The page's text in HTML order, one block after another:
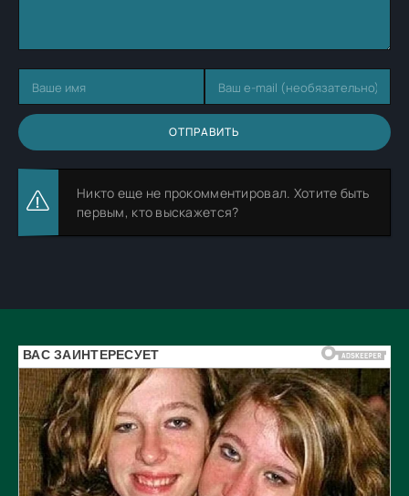
ОТПРАВИТЬ
Никто еще не прокомментировал. Хотите быть
первым, кто выскажется?